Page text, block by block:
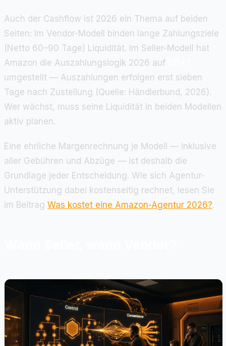
Auch der Cashflow ist 2026 ein Thema auf beiden
Seiten: Im Vendor-Modell binden lange Zahlungsziele
(Netto 60–90 Tage) Liquidität. Im Seller-Modell hat
Amazon die Auszahlungslogik 2026 auf
umgestellt — Auszahlungen erfolgen erst sieben
Tage nach Zustellung (Quelle: Händlerbund, 2026).
Wer wächst, muss seine Liquidität in beiden Modellen
aktiv planen.
Eine ehrliche Margenrechnung je Modell — inklusive
aller Gebühren und Abzüge — ist deshalb die
Grundlage jeder Entscheidung. Wie sich Agentur-
Unterstützung dabei kostenseitig rechnet, lesen Sie
im Beitrag Was kostet eine Amazon-Agentur 2026?.